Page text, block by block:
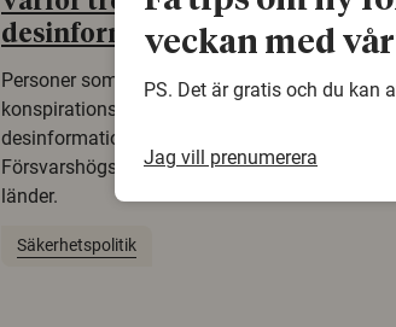
desinformation?
Personer som är mer benägna att tro på
konspirationsteorier är ofta mer mottagliga för
desinformation. Det visar en studie från
Försvarshögskolan med deltagare i fyra
länder.
Säkerhetspolitik
veckan med
PS. Det är gratis och du kan
Jag vill prenumerera